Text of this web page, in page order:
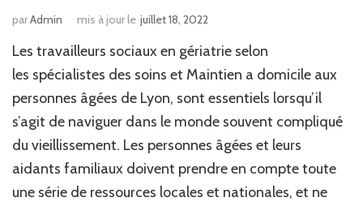
parAdmin mis à jour le juillet 18, 2022
Les travailleurs sociaux en gériatrie selon
les spécialistes des soins et Maintien a domicile aux
personnes âgées de Lyon, sont essentiels lorsqu’il
s’agit de naviguer dans le monde souvent compliqué
du vieillissement. Les personnes âgées et leurs
aidants familiaux doivent prendre en compte toute
une série de ressources locales et nationales, et ne